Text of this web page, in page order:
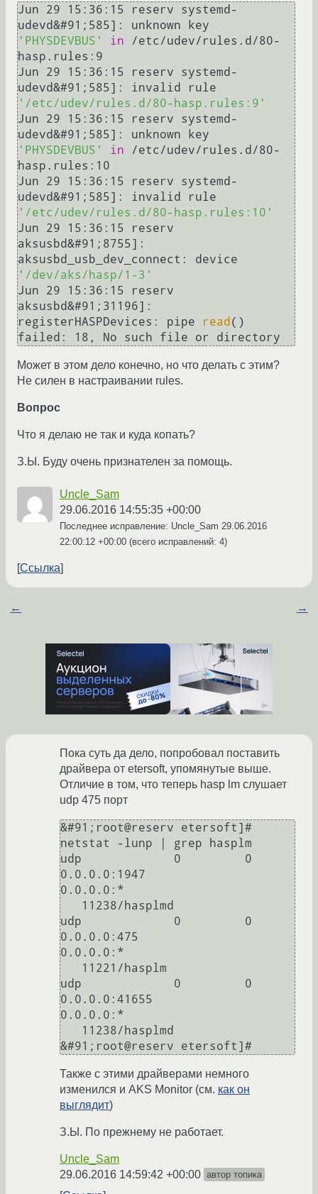
Jun 29 15:36:15 reserv systemd-
'PHYSDEVBUS'
in /etc/udev/rules.d/80-
hasp.rules:9
Jun 29 15:36:15 reserv systemd-
'/etc/udev/rules.d/80-hasp.rules:9'
Jun 29 15:36:15 reserv systemd-
'PHYSDEVBUS'
in /etc/udev/rules.d/80-
hasp.rules:10
Jun 29 15:36:15 reserv systemd-
'/etc/udev/rules.d/80-hasp.rules:10'
Jun 29 15:36:15 reserv
aksusbd&#91;8755]:
'/dev/aks/hasp/1-3'
Jun 29 15:36:15 reserv
aksusbd&#91;31196]:
registerHASPDevices: pipe
read ()
failed: 18, No such file or directory
Может в этом дело конечно, но что делать с этим?
Не силен в настраивании rules.
Вопрос
Что я делаю не так и куда копать?
З.Ы. Буду очень признателен за помощь.
Uncle_Sam
29.06.2016 14:55:35 +00:00
Последнее исправление: Uncle_Sam 29.06.2016
22:00:12 +00:00 (всего исправлений: 4)
Ссылка
← →
Пока суть да дело, попробовал поставить
драйвера от etersoft, упомянутые выше.
Отличие в том, что теперь hasp lm слушает
udp 475 порт
&#91;root@reserv etersoft]#
netstat -lunp | grep hasplm
udp		0	  0
0.0.0.0:1947
0.0.0.0:*
   11238/hasplmd
udp		0	  0
0.0.0.0:475
0.0.0.0:*
   11221/hasplm
udp		0	  0
0.0.0.0:41655
0.0.0.0:*
   11238/hasplmd
&#91;root@reserv etersoft]#
Также с этими драйверами немного
изменился и AKS Monitor (см. как он
выглядит)
З.Ы. По прежнему не работает.
Uncle_Sam
29.06.2016 14:59:42 +00:00 автор топика